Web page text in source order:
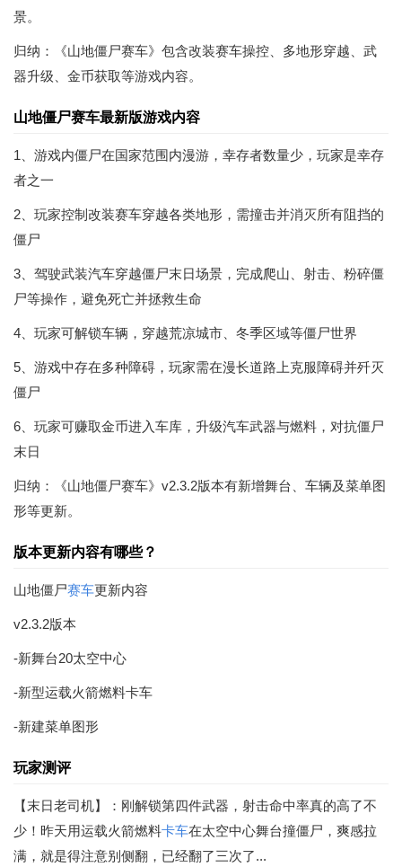
景。
归纳：《山地僵尸赛车》包含改装赛车操控、多地形穿越、武
器升级、金币获取等游戏内容。
山地僵尸赛车最新版游戏内容
1、游戏内僵尸在国家范围内漫游，幸存者数量少，玩家是幸存
者之一
2、玩家控制改装赛车穿越各类地形，需撞击并消灭所有阻挡的
僵尸
3、驾驶武装汽车穿越僵尸末日场景，完成爬山、射击、粉碎僵
尸等操作，避免死亡并拯救生命
4、玩家可解锁车辆，穿越荒凉城市、冬季区域等僵尸世界
5、游戏中存在多种障碍，玩家需在漫长道路上克服障碍并歼灭
僵尸
6、玩家可赚取金币进入车库，升级汽车武器与燃料，对抗僵尸
末日
归纳：《山地僵尸赛车》v2.3.2版本有新增舞台、车辆及菜单图
形等更新。
版本更新内容有哪些？
山地僵尸赛车更新内容
v2.3.2版本
-新舞台20太空中心
-新型运载火箭燃料卡车
-新建菜单图形
玩家测评
【末日老司机】：刚解锁第四件武器，射击命中率真的高了不
少！昨天用运载火箭燃料卡车在太空中心舞台撞僵尸，爽感拉
满，就是得注意别侧翻，已经翻了三次了...